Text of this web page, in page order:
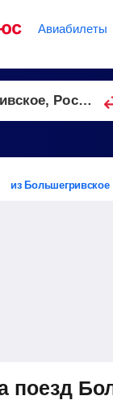
Авиабилеты
из Большегривское
поезд